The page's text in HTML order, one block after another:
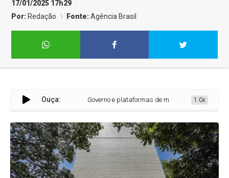
17/01/2025 17h29
Por: Redação Fonte:Agência Brasil
Ouça: Governo e plataformas de mobilidade fazem
1.0x